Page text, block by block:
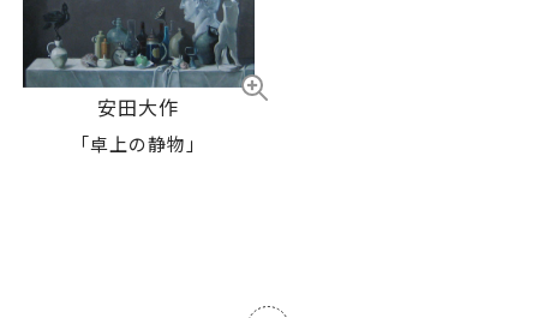
安田大作
「卓上の静物」